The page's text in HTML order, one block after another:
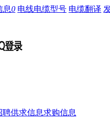
息0 电线电缆型号 电缆翻译
聘供求信息求购信息